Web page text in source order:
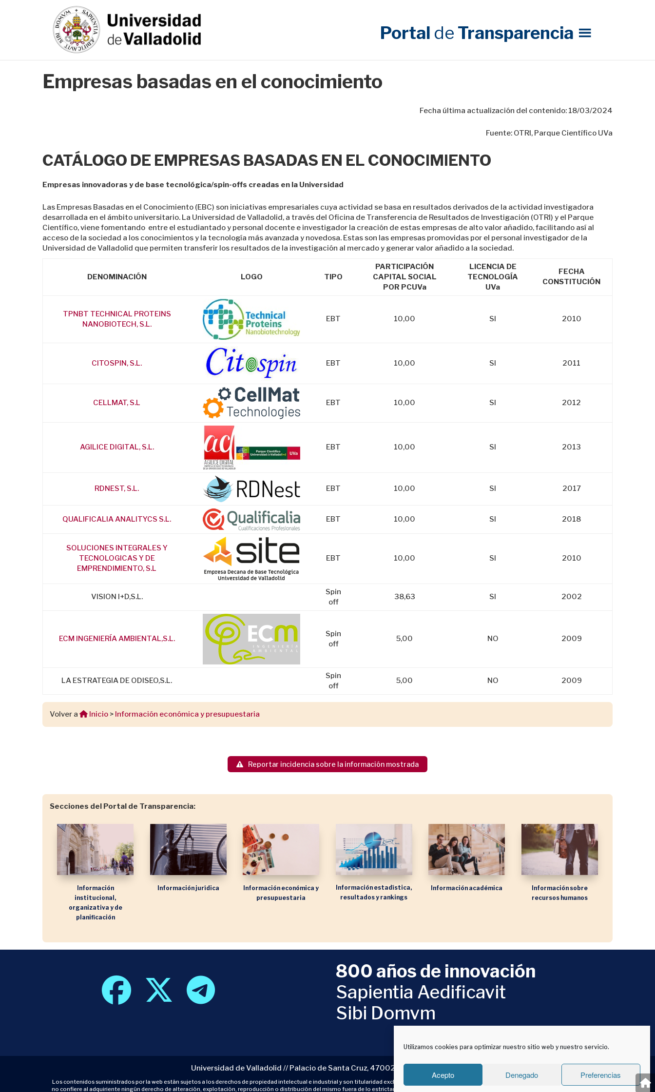
Utilizamos cookies para optimizar nuestro sitio web y nuestro servicio.
Acepto Denegado Preferencias
Portal de Transparencia
Empresas basadas en el conocimiento
Fecha última actualización del contenido: 18/03/2024
Fuente: OTRI, Parque Científico UVa
CATÁLOGO DE EMPRESAS BASADAS EN EL CONOCIMIENTO
Empresas innovadoras y de base tecnológica/spin-offs creadas en la Universidad
Las Empresas Basadas en el Conocimiento (EBC) son iniciativas empresariales cuya actividad se basa en resultados derivados de la actividad investigadora
desarrollada en el ámbito universitario. La Universidad de Valladolid, a través del Oficina de Transferencia de Resultados de Investigación (OTRI) y el Parque
Científico, viene fomentando entre el estudiantado y personal docente e investigador la creación de estas empresas de alto valor añadido, facilitando así al
acceso de la sociedad a los conocimientos y la tecnología más avanzada y novedosa. Estas son las empresas promovidas por el personal investigador de la
Universidad de Valladolid que permiten transferir los resultados de la investigación al mercado y generar valor añadido a la sociedad.
DENOMINACIÓN LOGO TIPO
PARTICIPACIÓN
CAPITAL SOCIAL
POR PCUVa
LICENCIA DE
TECNOLOGÍA
UVa
FECHA
CONSTITUCIÓN
TPNBT TECHNICAL PROTEINS
NANOBIOTECH, S.L.
EBT 10,00 SI 2010
CITOSPIN, S.L. EBT 10,00 SI 2011
CELLMAT, S.L EBT 10,00 SI 2012
AGILICE DIGITAL, S.L. EBT 10,00 SI 2013
RDNEST, S.L. EBT 10,00 SI 2017
QUALIFICALIA ANALITYCS S.L. EBT 10,00 SI 2018
SOLUCIONES INTEGRALES Y
TECNOLOGICAS Y DE
EMPRENDIMIENTO, S.L
EBT 10,00 SI 2010
VISION I+D,S.L.
Spin
off
38,63 SI 2002
ECM INGENIERÍA AMBIENTAL,S.L.
Spin
off
5,00 NO 2009
LA ESTRATEGIA DE ODISEO,S.L.
Spin
off
5,00 NO 2009
Volver a Inicio > Información económica y presupuestaria
Reportar incidencia sobre la información mostrada
Secciones del Portal de Transparencia:
Información
institucional,
organizativa y de
planificación
Información jurídica
Información económica y
presupuestaria
Información estadística,
resultados y rankings
Información académica
Información sobre
recursos humanos
800 años de innovación
Sapientia Aedificavit
Sibi Domvm
Universidad de Valladolid // Palacio de Santa Cruz, 47002 Valladolid (España)
Los contenidos suministrados por la web están sujetos a los derechos de propiedad intelectual e industrial y son titularidad exclusiva de Universidad de Valladolid. La adquisición de algún producto o servicio
no confiere al adquiriente ningún derecho de alteración, explotación, reproducción o distribución del mismo fuera de lo estrictamente contratado reservándose Universidad de Valladolid todos los derechos.